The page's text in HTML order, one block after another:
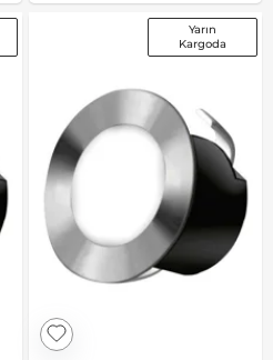
Yarın
Kargoda